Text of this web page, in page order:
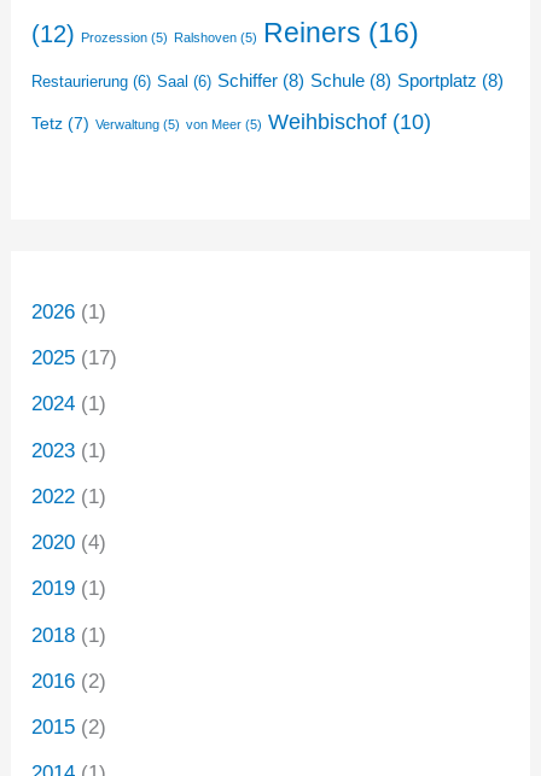
(12) Prozession (5) Ralshoven (5) Reiners (16)
Restaurierung (6) Saal (6) Schiffer (8) Schule (8) Sportplatz (8)
Tetz (7) Verwaltung (5) von Meer (5) Weihbischof (10)
2026 (1)
2025 (17)
2024 (1)
2023 (1)
2022 (1)
2020 (4)
2019 (1)
2018 (1)
2016 (2)
2015 (2)